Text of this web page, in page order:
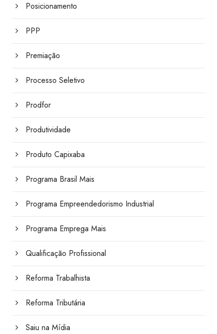
Posicionamento
PPP
Premiação
Processo Seletivo
Prodfor
Produtividade
Produto Capixaba
Programa Brasil Mais
Programa Empreendedorismo Industrial
Programa Emprega Mais
Qualificação Profissional
Reforma Trabalhista
Reforma Tributária
Saiu na Mídia